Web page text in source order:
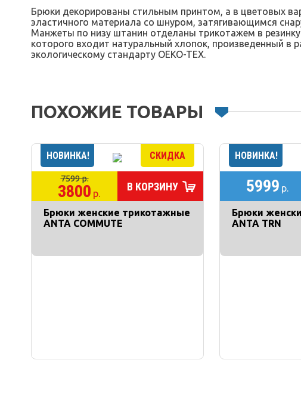
Брюки декорированы стильным принтом, а в цветовых
эластичного материала со шнуром, затягивающимся
Манжеты по низу штанин отделаны трикотажем в
которого входит натуральный хлопок, произведенный в
экологическому стандарту OEKO-TEX.
ПОХОЖИЕ ТОВАРЫ
7599 р.
3800 р.
В КОРЗИНУ
Брюки женские трикотажные
ANTA COMMUTE
5999 р.
Брюки
ANTA TRN